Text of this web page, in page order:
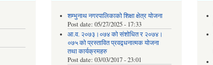
शम्भुनाथ नगरपालिकाको शिक्षा क्षेत्र योजना
Post date:05/27/2025 - 17:33
आ.व. २०७३।०७४ को संशोधित र २०७४।
०७५ को प्रस्तावित प्रवद्र्धनात्मक योजना
तथा कार्यक्रमहरु
Post date:03/03/2017 - 23:01